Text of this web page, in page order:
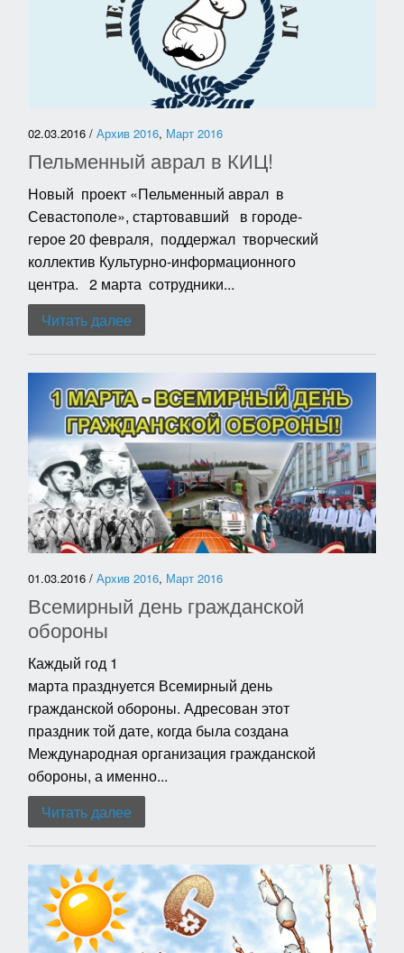
02.03.2016 / Архив 2016, Март 2016
Пельменный аврал в КИЦ!
Новый проект «Пельменный аврал в
Севастополе», стартовавший в городе-
герое 20 февраля, поддержал творческий
коллектив Культурно-информационного
центра. 2 марта сотрудники...
Читать далее
01.03.2016 / Архив 2016, Март 2016
Всемирный день гражданской
обороны
Каждый год 1
марта празднуется Всемирный день
гражданской обороны. Адресован этот
праздник той дате, когда была создана
Международная организация гражданской
обороны, а именно...
Читать далее